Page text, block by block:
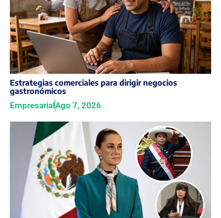
Estrategias comerciales para dirigir negocios
gastronómicos
Empresarial Ago 7, 2026